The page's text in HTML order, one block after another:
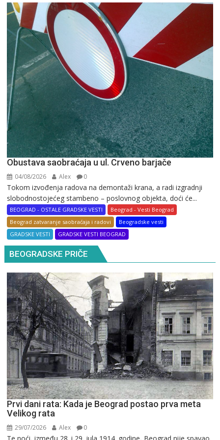
Obustava saobraćaja u ul. Crveno barjače
04/08/2026 Alex 0
Tokom izvođenja radova na demontaži krana, a radi izgradnji
slobodnostojećeg stambeno – poslovnog objekta, doći će...
BEOGRAD - OSTALE GRADSKE VESTI
Beograd - Vesti Beograd
Beograd zatvaranje saobraćaja i radovi
Beogradske vesti
GRADSKE VESTI
GRADSKE VESTI BEOGRAD
BEOGRADSKE PRIČE
Prvi dani rata: Kada je Beograd postao prva meta
Velikog rata
29/07/2026 Alex 0